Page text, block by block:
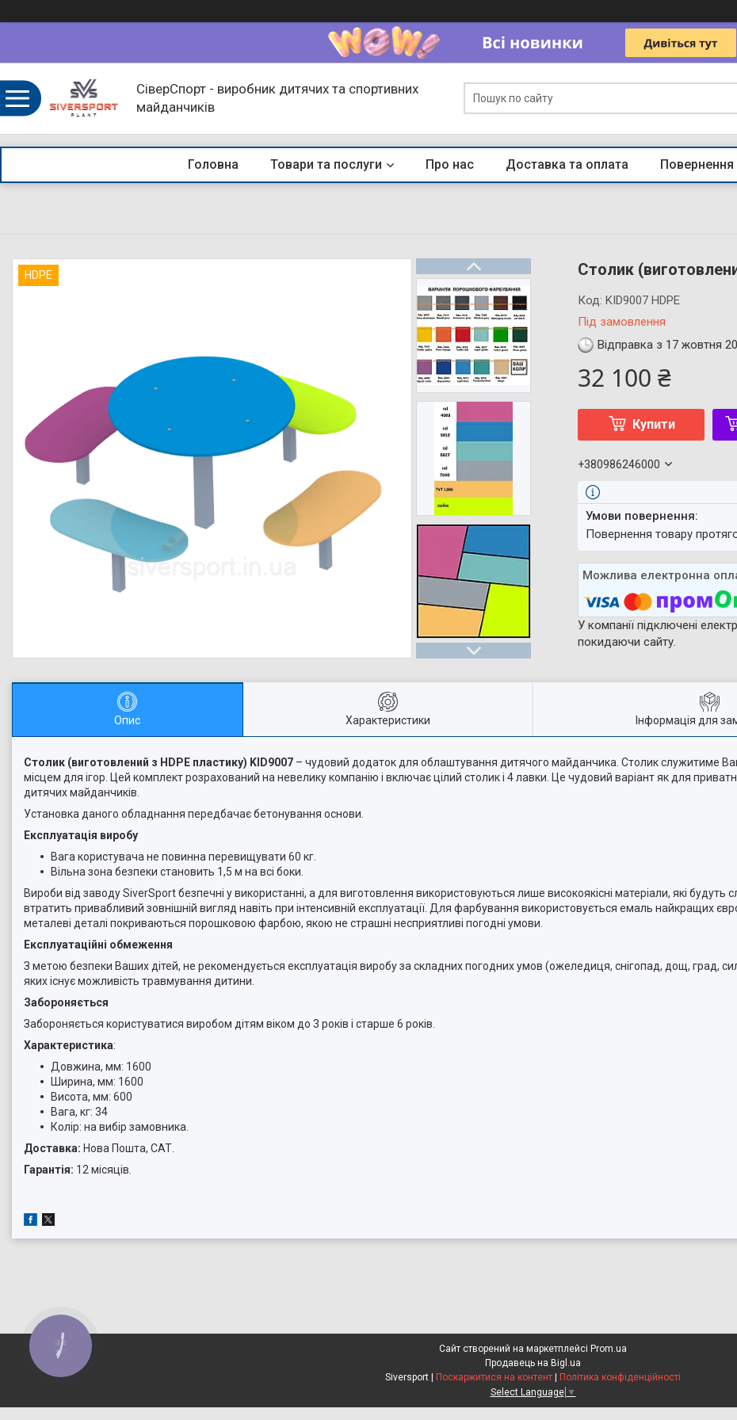
СіверСпорт - виробник дитячих та спортивних
майданчиків
Головна Товари та послуги Про нас Доставка та оплата Повернення
HDPE Столик
Під замовлення
Код:KID9007 HDPE
Відправка з 17 жовтня
32 100 ₴
Купити
+380986246000
повернення товару
У компанії підключені
покидаючи сайту.
Опис Характеристики Інформація для
Столик (виготовлений з HDPE пластику) KID9007 – чудовий додаток для облаштування дитячого майданчика. Столик служитиме
місцем для ігор. Цей комплект розрахований на невелику компанію і включає цілий столик і 4 лавки. Це чудовий варіант як для
дитячих майданчиків.
Установка даного обладнання передбачає бетонування основи.
Експлуатація виробу
Вага користувача не повинна перевищувати 60 кг.
Вільна зона безпеки становить 1,5 м на всі боки.
Вироби від заводу SiverSport безпечні у використанні, а для виготовлення використовуються лише високоякісні матеріали, які будуть
втратить привабливий зовнішній вигляд навіть при інтенсивній експлуатації. Для фарбування використовується емаль найкращих
металеві деталі покриваються порошковою фарбою, якою не страшні несприятливі погодні умови.
Експлуатаційні обмеження
З метою безпеки Ваших дітей, не рекомендується експлуатація виробу за складних погодних умов (ожеледиця, снігопад, дощ, град,
яких існує можливість травмування дитини.
Забороняється
Забороняється користуватися виробом дітям віком до 3 років і старше 6 років.
Характеристика:
Довжина, мм: 1600
Ширина, мм: 1600
Висота, мм: 600
Вага, кг: 34
Колір: на вибір замовника.
Доставка: Нова Пошта, САТ.
Гарантія: 12 місяців.
Сайт створений на маркетплейсі Prom.ua
Продавець на Bigl.ua
Поскаржитися на контент
Політика конфіденційності
Select Language ▼
КНОПКА
ЗВ'ЯЗКУ